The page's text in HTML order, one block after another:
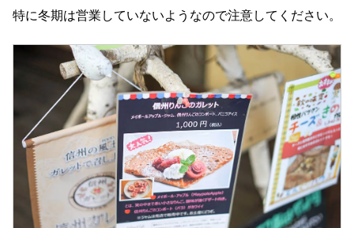
特に冬期は営業していないようなので注意してください。